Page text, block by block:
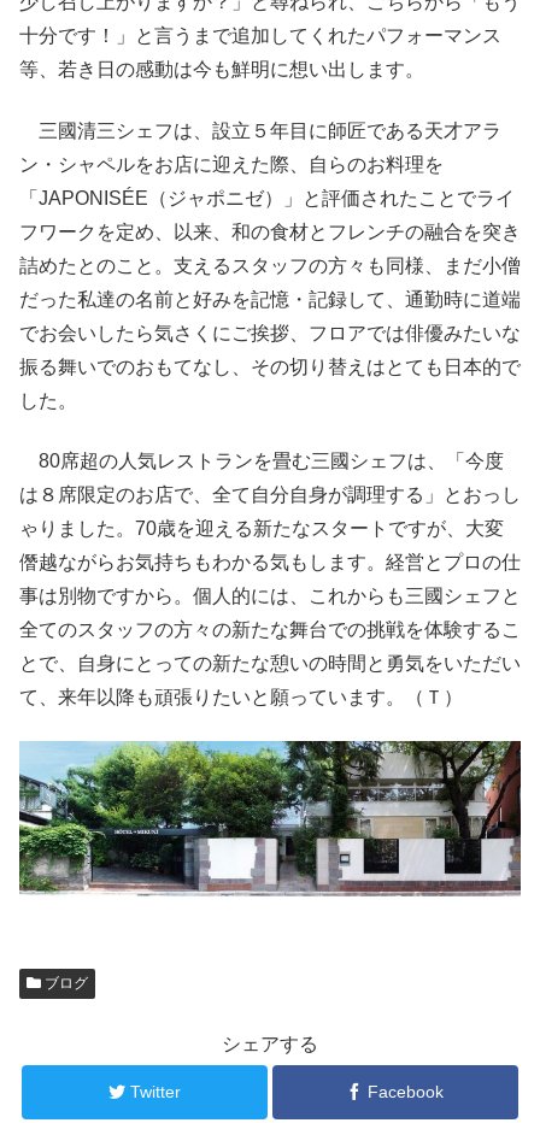
十分です！」と言うまで追加してくれたパフォーマンス
等、若き日の感動は今も鮮明に想い出します。
三國清三シェフは、設立５年目に師匠である天才アラ
ン・シャペルをお店に迎えた際、自らのお料理を
「JAPONISÉE（ジャポニゼ）」と評価されたことでライ
フワークを定め、以来、和の食材とフレンチの融合を突き
詰めたとのこと。支えるスタッフの方々も同様、まだ小僧
だった私達の名前と好みを記憶・記録して、通勤時に道端
でお会いしたら気さくにご挨拶、フロアでは俳優みたいな
振る舞いでのおもてなし、その切り替えはとても日本的で
した。
80席超の人気レストランを畳む三國シェフは、「今度
は８席限定のお店で、全て自分自身が調理する」とおっし
ゃりました。70歳を迎える新たなスタートですが、大変
僭越ながらお気持ちもわかる気もします。経営とプロの仕
事は別物ですから。個人的には、これからも三國シェフと
全てのスタッフの方々の新たな舞台での挑戦を体験するこ
とで、自身にとっての新たな憩いの時間と勇気をいただい
て、来年以降も頑張りたいと願っています。（Ｔ）
ブログ
シェアする
Twitter Facebook